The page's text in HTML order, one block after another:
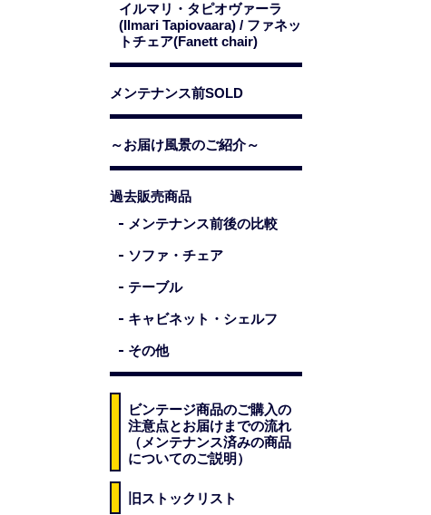
イルマリ・タピオヴァーラ
(Ilmari Tapiovaara) / ファネッ
トチェア(Fanett chair)
メンテナンス前SOLD
～お届け風景のご紹介～
過去販売商品
メンテナンス前後の比較
ソファ・チェア
テーブル
キャビネット・シェルフ
その他
ビンテージ商品のご購入の
注意点とお届けまでの流れ
（メンテナンス済みの商品
についてのご説明）
旧ストックリスト